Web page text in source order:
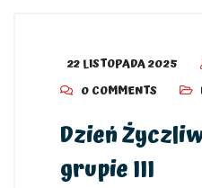
22 LISTOPADA 2025
0 COMMENTS
Dzień
grupie III